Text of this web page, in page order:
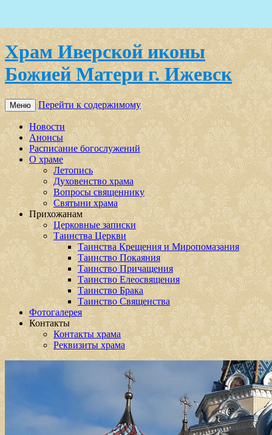
Храм Иверской иконы
Божией Матери г. Ижевск
Меню Перейти к содержимому
Новости
Анонсы
Расписание богослужений
О храме
Летопись
Духовенство храма
Вопросы священнику
Святыни храма
Прихожанам
Церковные записки
Таинства Церкви
Таинства Крещения и Миропомазания
Таинство Покаяния
Таинство Причащения
Таинство Елеосвящения
Таинство Брака
Таинство Священства
Фотогалерея
Контакты
Контакты храма
Реквизиты храма